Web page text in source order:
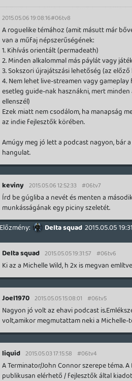
2015.05.06 19:08:16#06tv8
A roguelike témához (amit másutt már
van a műfaj népszerűségének:
1. Kihívás orientált (permadeath)
2. Minden alkalommal más páylát vagy
3. Sokszori újrajátszási lehetőség (az
4. Nem lehet live-streamen vagy
esetleg guide-nak hasznákni, mert
ellenszél)
Ezek miatt nem csodálom, ha manapság
az indie fejlesztők körében.
Amúgy meg jó lett a podcast nagyon, bár
hangulat.
keviny 2015.05.06 12:52:33 #06tv7
Írd be gúgliba a nevét és menten a
munkásságának egy piciny szeletét.
Delta squad 2015.05.05
Delta squad 2015.05.05 19:31:57 #06tv6
Ki az a Michelle Wild, h 2x is megvan
Joel1970 2015.05.05 15:08:01 #06tv5
Nagyon jó volt az ehavi podcast
volt,amikor megmutattam neki a
liquid 2015.05.03 17:15:58 #06tv4
A Terminator/John Connor szerepe téma.
publikusan elérhető / fejlesztők által